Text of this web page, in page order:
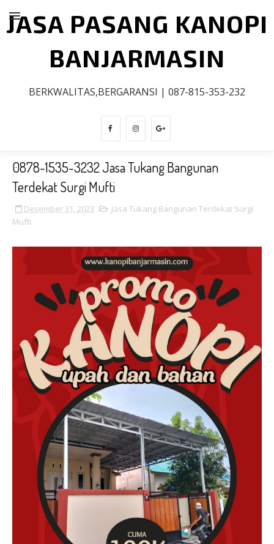
JASA PASANG KANOPI
BANJARMASIN
BERKWALITAS,BERGARANSI | 087-815-353-232
0878-1535-3232 Jasa Tukang Bangunan
Terdekat Surgi Mufti
Desember 31, 2023
Jasa Tukang Bangunan Terdekat Surgi
Mufti